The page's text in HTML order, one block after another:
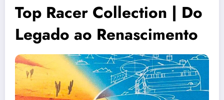
Top Racer Collection | Do
Legado ao Renascimento